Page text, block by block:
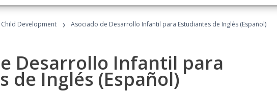
Child Development › Asociado de Desarrollo Infantil para Estudiantes de Inglés (Español)
Desarrollo Infantil para
de Inglés (Español)